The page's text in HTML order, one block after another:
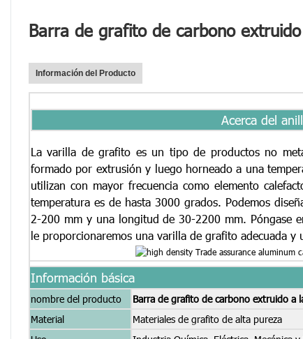
Barra de grafito de carbono
Información del Producto
Acerca del
La varilla de grafito es un tipo de productos no
formado por extrusión y luego horneado a una
utilizan con mayor frecuencia como elemento
temperatura es de hasta 3000 grados. Podemos
2-200 mm y una longitud de 30-2200 mm. Póngase
le proporcionaremos una varilla de grafito adecuada y
Información básica
nombre del producto
Barra de grafito de carbono extruido a
Material
Materiales de grafito de alta pureza